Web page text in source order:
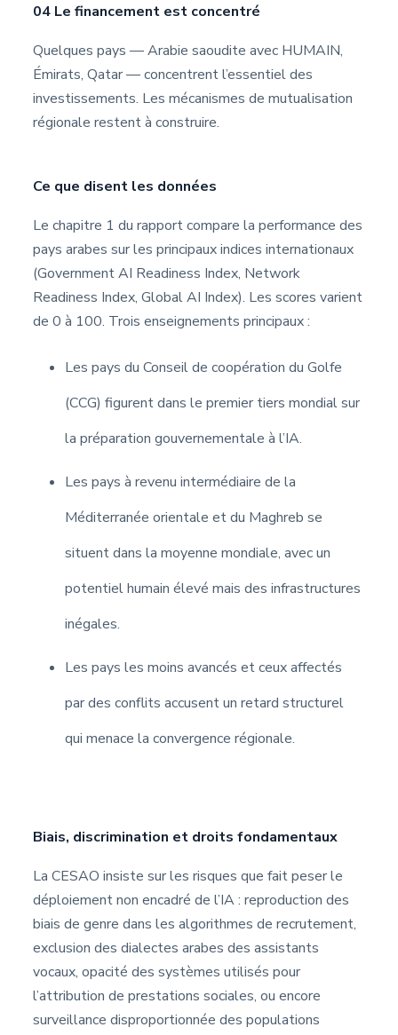
04 Le financement est concentré
Quelques pays — Arabie saoudite avec HUMAIN,
Émirats, Qatar — concentrent l’essentiel des
investissements. Les mécanismes de mutualisation
régionale restent à construire.
Ce que disent les données
Le chapitre 1 du rapport compare la performance des
pays arabes sur les principaux indices internationaux
(Government AI Readiness Index, Network
Readiness Index, Global AI Index). Les scores varient
de 0 à 100. Trois enseignements principaux :
Les pays du Conseil de coopération du Golfe
(CCG) figurent dans le premier tiers mondial sur
la préparation gouvernementale à l’IA.
Les pays à revenu intermédiaire de la
Méditerranée orientale et du Maghreb se
situent dans la moyenne mondiale, avec un
potentiel humain élevé mais des infrastructures
inégales.
Les pays les moins avancés et ceux affectés
par des conflits accusent un retard structurel
qui menace la convergence régionale.
Biais, discrimination et droits fondamentaux
La CESAO insiste sur les risques que fait peser le
déploiement non encadré de l’IA : reproduction des
biais de genre dans les algorithmes de recrutement,
exclusion des dialectes arabes des assistants
vocaux, opacité des systèmes utilisés pour
l’attribution de prestations sociales, ou encore
surveillance disproportionnée des populations